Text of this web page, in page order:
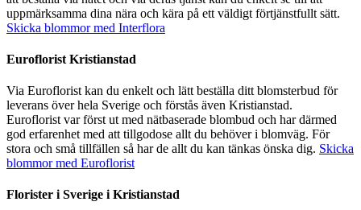
uppmärksamma dina nära och kära på ett väldigt förtjänstfullt sätt.
Skicka blommor med Interflora
Euroflorist Kristianstad
Via Euroflorist kan du enkelt och lätt beställa ditt blomsterbud för
leverans över hela Sverige och förstås även Kristianstad.
Euroflorist var först ut med nätbaserade blombud och har därmed
god erfarenhet med att tillgodose allt du behöver i blomväg. För
stora och små tillfällen så har de allt du kan tänkas önska dig. Skicka
blommor med Euroflorist
Florister i Sverige i Kristianstad